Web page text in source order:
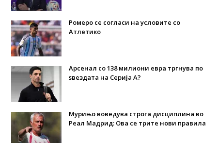
Ромеро се согласи на условите со
Атлетико
Арсенал со 138 милиони евра тргнува по
ѕвездата на Серија А?
Мурињо воведува строга дисциплина во
Реал Мадрид: Ова се трите нови правила